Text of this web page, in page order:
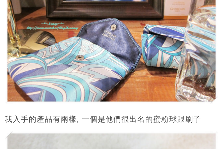
我入手的產品有兩樣, 一個是他們很出名的蜜粉球跟刷子